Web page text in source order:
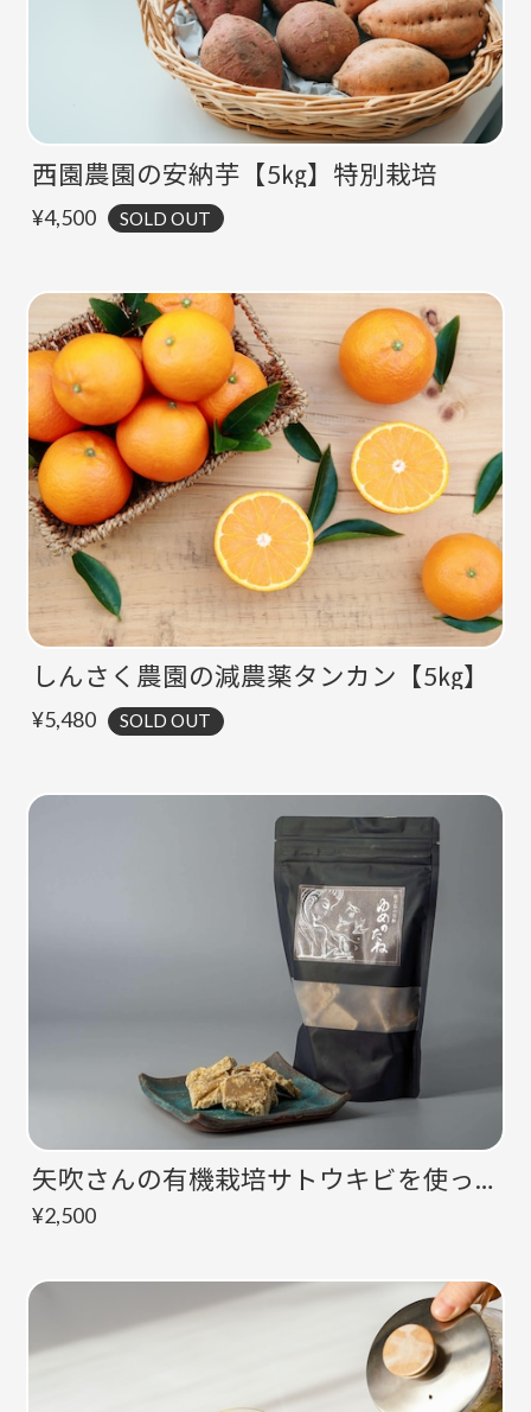
西園農園の安納芋【5㎏】特別栽培
¥4,500 SOLD OUT
しんさく農園の減農薬タンカン【5㎏】
¥5,480 SOLD OUT
矢吹さんの有機栽培サトウキビを使った伝統黒糖「ゆめのたね」
¥2,500